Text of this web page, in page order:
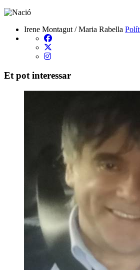
Irene Montagut / Maria Rabella
Et pot interessar